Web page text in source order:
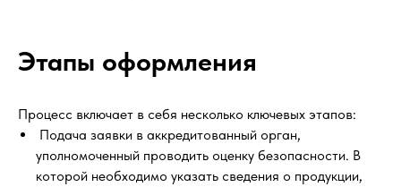
Этапы оформления
Процесс включает в себя несколько ключевых этапов:
Подача заявки в аккредитованный орган,
уполномоченный проводить оценку безопасности. В
которой необходимо указать сведения о продукции,